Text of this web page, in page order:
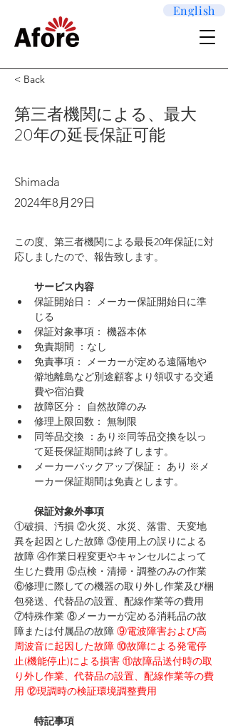
English
< Back
第三者機関による、最大
20年の延長保証可能
Shimada
2024年8月29日
この度、第三者機関による最長20年保証に対
応しましたので、報告致します。
サービス内容
保証開始日： メーカー保証開始日に準
じる
保証対象事項： 機器本体
免責期間 ：なし
免責事項： メーカーが定める遠隔地や
僻地離島など別途顧客より領収する交通
費や宿泊費
故障区分： 自然故障のみ
修理上限回数： 無制限
同等品交換 ：あり※同等品交換を以っ
て延長保証期間は終了します。
メーカーバックアップ保証： あり ※メ
ーカー保証期間は免責とします。
保証対象外事項
①破損、汚損 ②火災、水災、落雷、天変地
異を起因とした故障 ③使用上の誤りによる
故障 ④作業日程変更やキャンセルによって
生じた費用 ⑤点検・清掃・調整のみの作業
⑥修理に際しての機器の取り外し作業及び梱
包発送、代替品の設置、配線作業等の費用
⑦特殊作業 ⑧メーカーが定める消耗品の故
障または付属品の故障 ⑨電波障害および高
周波音に起因した故障 ⑩故障による発電停
止(機能停止)による損害 ⑪故障品送付時の取
り外し作業、代替品の設置、配線作業等の費
用 ⑫現調時の検証環境調整費用
特記事項